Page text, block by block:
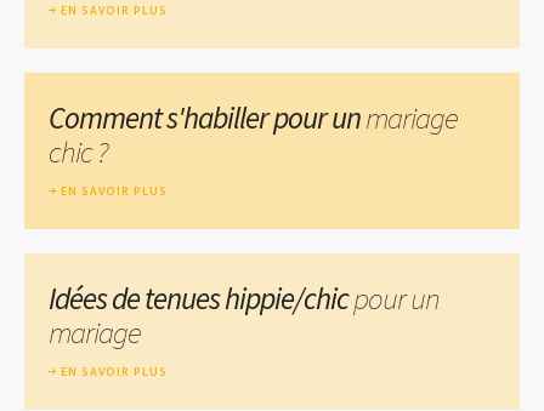
EN SAVOIR PLUS
Comment s'habiller pour unmariage
chic ?
EN SAVOIR PLUS
Idées de tenues hippie/chicpour un
mariage
EN SAVOIR PLUS